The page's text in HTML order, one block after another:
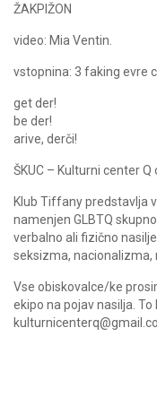
ŽAKPIŽON
video: Mia Ventin.
vstopnina: 3 faking evre
get der!
be der!
arive, derči!
ŠKUC – Kulturni center Q
Klub Tiffany predstavlja
namenjen GLBTQ
verbalno ali fizično
seksizma, nacionalizma,
Vse obiskovalce/ke
ekipo na pojav nasilja.